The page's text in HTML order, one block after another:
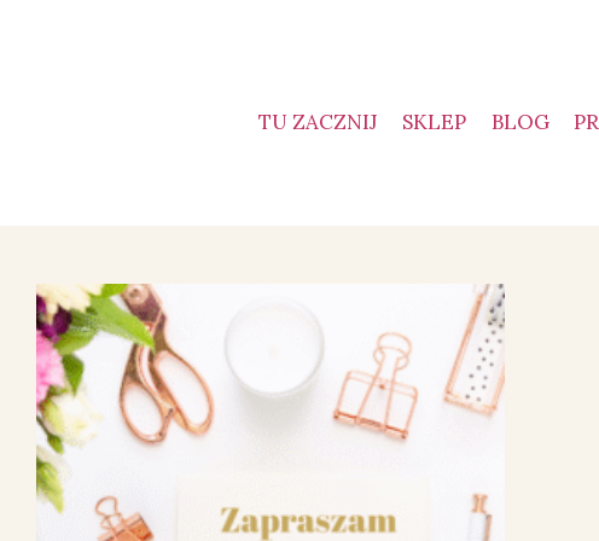
TU ZACZNIJ
SKLEP BLOG